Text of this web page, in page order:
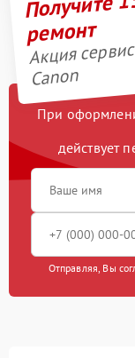
ремонт
Акция
Canon
При
действует
Отправляя, Вы